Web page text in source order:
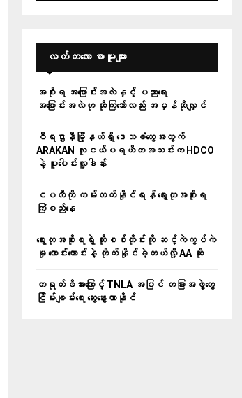
လတ်တ‌လော စာမူများ
အစိုးရ အပြောင်းအလဲနှင့် ပညာရေး
အပြောင်းအလဲဟု ဆိုကြသော်လည်း အမှန်ဆိုလျှင်
ဝီရဌာနီမြို့နယ်ရှိ‌ ဒေသခံတွေအတွက်
ARAKAN လူငယ်ပရဟိတအသင်းက HDCO
နဲ့ ပူးပေါင်းလှူဒါန်း
ငပလီကို ကမ်းတက်နိုင်ရန် ရွေးတုအစိုးရ
ကြံစည်နေ
ရွေးတုအစိုးရရဲ့ ထိုးစစ်တိုင်းကို ဆင့်ကဲကွပ်ကဲ
မှု ကောင်းကောင်းနဲ့ တိုက်နိုင်ခဲ့တယ်လို့ AA ဆို
တရုတ်ဖိအားကြောင့် TNLA အပြင် တခြားအဖွဲ့တွေ
ငြိမ်းချမ်းရေး ဆွေးနွေးလာနိုင်